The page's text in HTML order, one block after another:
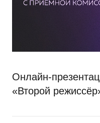
Онлайн-
«Второй